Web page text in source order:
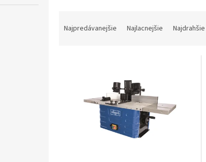
Najpredávanejšie Najlacnejšie Najdrahšie